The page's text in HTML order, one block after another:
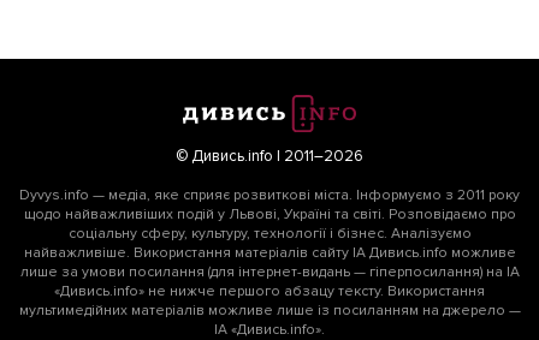
© Дивись.info | 2011–2026
Dyvys.info — медіа, яке сприяє розвиткові міста. Інформуємо з 2011 року
щодо найважливіших подій у Львові, Україні та світі. Розповідаємо про
соціальну сферу, культуру, технології і бізнес. Аналізуємо
найважливіше. Використання матеріалів сайту ІА Дивись.info можливе
лише за умови посилання (для інтернет-видань — гіперпосилання) на ІА
«Дивись.info» не нижче першого абзацу тексту. Використання
мультимедійних матеріалів можливе лише із посиланням на джерело —
ІА «Дивись.info».